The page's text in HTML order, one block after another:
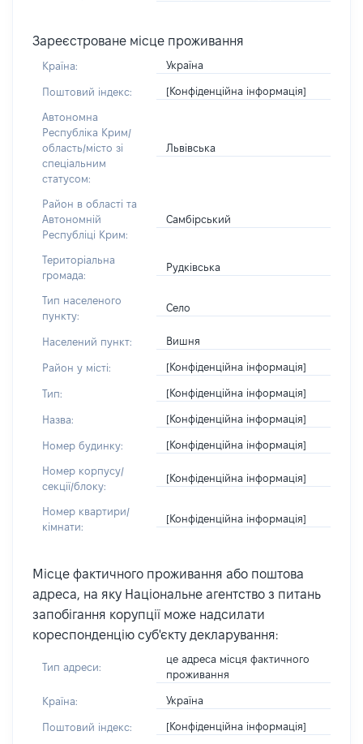
Зареєстроване місце проживання
Країна: Україна
Поштовий індекс: [Конфіденційна інформація]
Автономна
Республіка Крим/
область/місто зі
спеціальним
статусом:
Львівська
Район в області та
Автономній
Республіці Крим:
Самбірський
Територіальна
громада:
Рудківська
Тип населеного
пункту:
Село
Населений пункт: Вишня
Район у місті: [Конфіденційна інформація]
Тип: [Конфіденційна інформація]
Назва: [Конфіденційна інформація]
Номер будинку: [Конфіденційна інформація]
Номер корпусу/
секції/блоку:
[Конфіденційна інформація]
Номер квартири/
кімнати:
[Конфіденційна інформація]
Місце фактичного проживання або поштова
адреса, на яку Національне агентство з питань
запобігання корупції може надсилати
кореспонденцію суб'єкту декларування:
Тип адреси:
це адреса місця фактичного
проживання
Країна: Україна
Поштовий індекс: [Конфіденційна інформація]